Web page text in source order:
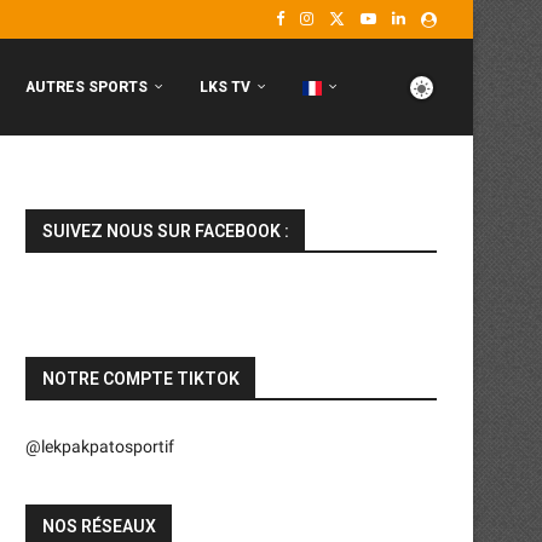
AUTRES SPORTS LKS TV
SUIVEZ NOUS SUR FACEBOOK :
NOTRE COMPTE TIKTOK
@lekpakpatosportif
NOS RÉSEAUX